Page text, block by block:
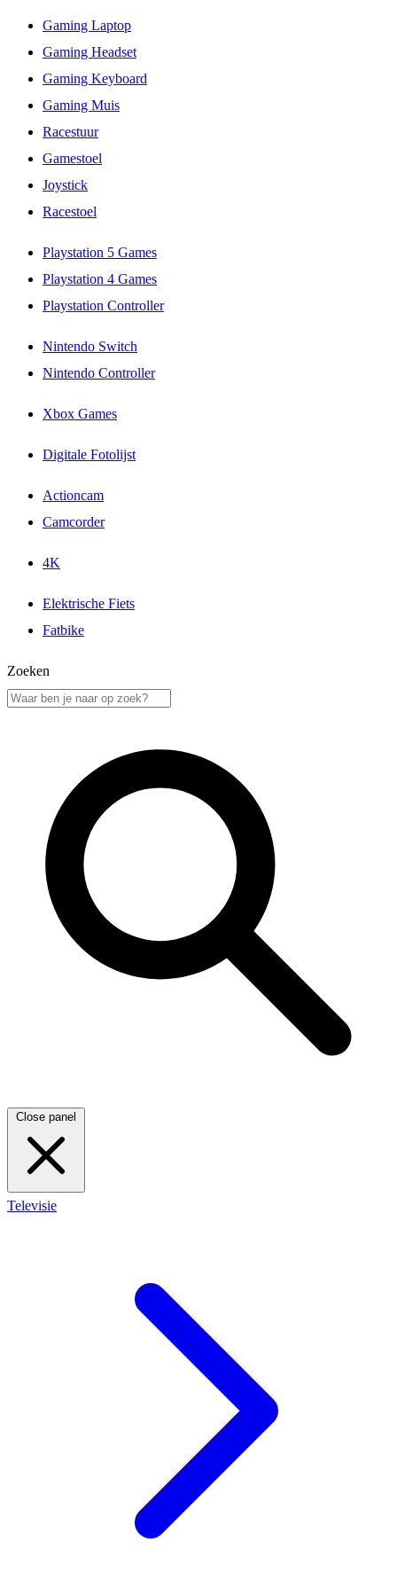
Gaming Laptop
Gaming Headset
Gaming Keyboard
Gaming Muis
Racestuur
Gamestoel
Joystick
Racestoel
Playstation 5 Games
Playstation 4 Games
Playstation Controller
Nintendo Switch
Nintendo Controller
Xbox Games
Digitale Fotolijst
Actioncam
Camcorder
4K
Elektrische Fiets
Fatbike
Zoeken
Close panel
Televisie